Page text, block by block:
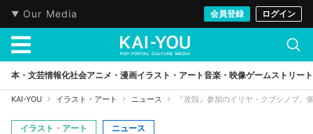
Our Media 会員登録 ログイン
本・文芸情報化社会アニメ・漫画イラスト・アート音楽・映像ゲームストリート
KAI-YOU イラスト・アート ニュース 『攻殻』参加のイリヤ・クブシノブ
イラスト・アート ニュース